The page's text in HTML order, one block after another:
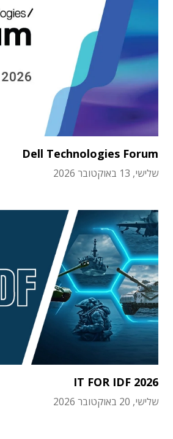
Dell Technologies Forum
שלישי, 13 באוקטובר 2026
IT FOR IDF 2026
שלישי, 20 באוקטובר 2026